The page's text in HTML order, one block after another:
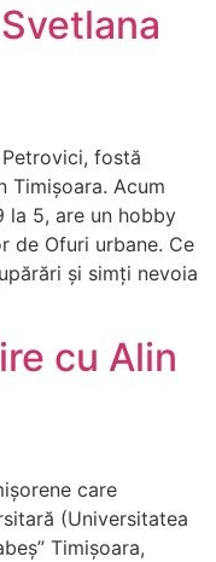
fostă
Timișoara. Acum
la 5, are un hobby
de Ofuri urbane. Ce
și simți nevoia
cu Alin
care
(Universitatea
Timișoara,